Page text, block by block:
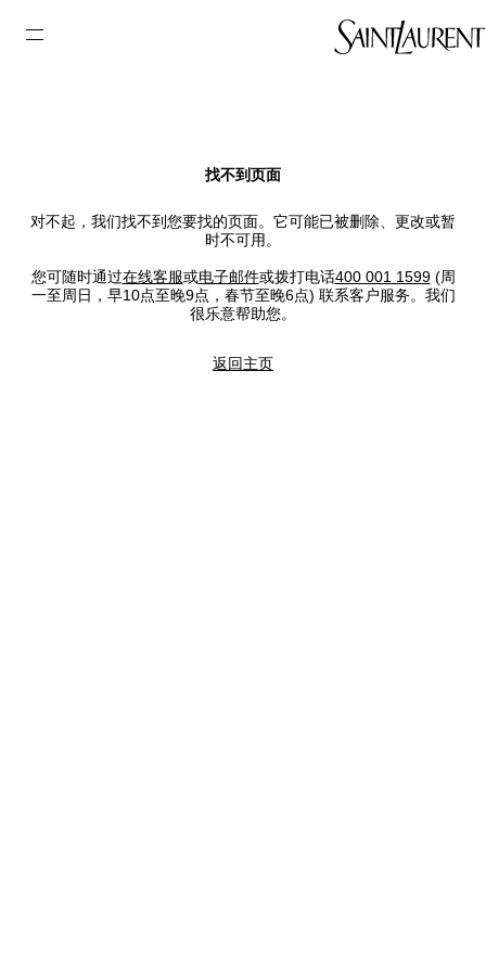
找不到页面
对不起，我们找不到您要找的页面。它可能已被删除、更改或暂
时不可用。
您可随时通过在线客服或电子邮件或拨打电话400 001 1599(周
一至周日，早10点至晚9点，春节至晚6点) 联系客户服务。我们
很乐意帮助您。
返回主页